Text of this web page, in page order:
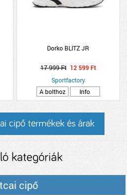
Dorko BLITZ JR
17 999 Ft 12 599 Ft
Sportfactory
A bolthoz
Info
cipő termékek és árak
kategóriák
cipő